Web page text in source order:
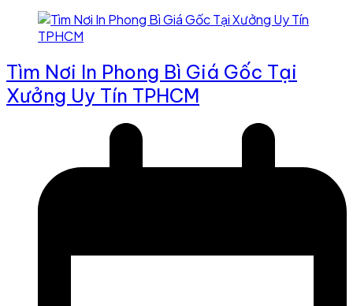
Tìm Nơi In Phong Bì Giá Gốc Tại
Xưởng Uy Tín TPHCM